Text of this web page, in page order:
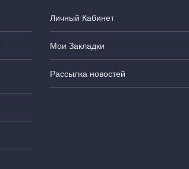
Личный Кабинет
Мои Закладки
Рассылка новостей